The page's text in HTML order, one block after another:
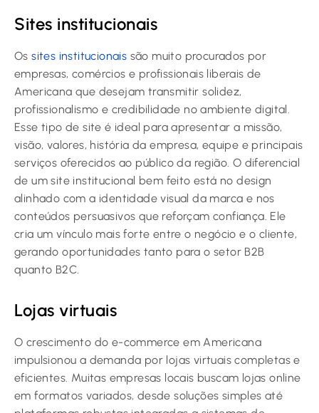
Sites institucionais
Ossites institucionais são muito procurados por
empresas, comércios e profissionais liberais de
Americana que desejam transmitir solidez,
profissionalismo e credibilidade no ambiente digital.
Esse tipo de site é ideal para apresentar a missão,
visão, valores, história da empresa, equipe e principais
serviços oferecidos ao público da região. O diferencial
de um site institucional bem feito está no design
alinhado com a identidade visual da marca e nos
conteúdos persuasivos que reforçam confiança. Ele
cria um vínculo mais forte entre o negócio e o cliente,
gerando oportunidades tanto para o setor B2B
quanto B2C.
Lojas virtuais
O crescimento do e-commerce em Americana
impulsionou a demanda por lojas virtuais completas e
eficientes. Muitas empresas locais buscam lojas online
em formatos variados, desde soluções simples até